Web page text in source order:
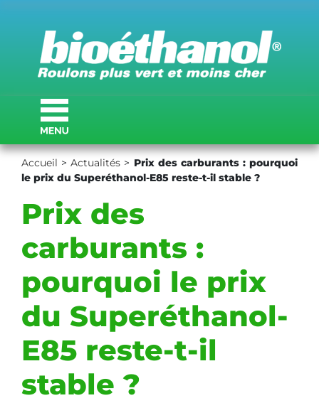
Accueil >Actualités > Prix des carburants : pourquoi
le prix du Superéthanol-E85 reste-t-il stable ?
Prix des
carburants :
pourquoi le prix
du Superéthanol-
E85 reste-t-il
stable ?